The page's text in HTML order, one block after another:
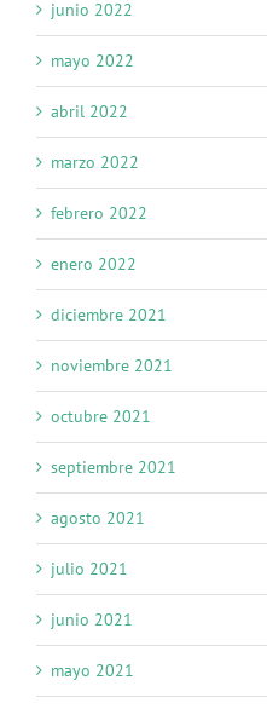
junio 2022
mayo 2022
abril 2022
marzo 2022
febrero 2022
enero 2022
diciembre 2021
noviembre 2021
octubre 2021
septiembre 2021
agosto 2021
julio 2021
junio 2021
mayo 2021